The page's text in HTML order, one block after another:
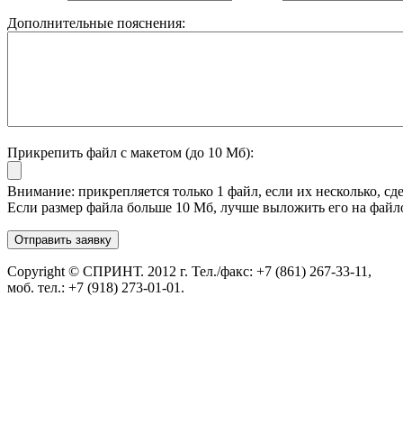
Дополнительные пояснения:
Прикрепить файл с макетом (до 10 Мб):
Внимание: прикрепляется только 1 файл, если их несколько,
Если размер файла больше 10 Мб, лучше выложить его на
Copyright © СПРИНТ. 2012 г. Тел./факс: +7 (861) 267-33-11,
моб. тел.: +7 (918) 273-01-01.